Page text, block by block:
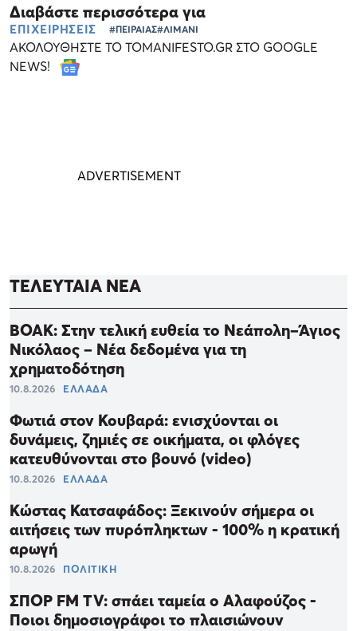
Διαβάστε περισσότερα για
ΕΠΙΧΕΙΡΗΣΕΙΣ #ΠΕΙΡΑΙΑΣ#ΛΙΜΑΝΙ
ΑΚΟΛΟΥΘΗΣΤΕ ΤΟ TOMANIFESTO.GR ΣΤΟ GOOGLE
NEWS!
ΤΕΛΕΥΤΑΙΑ ΝΕΑ
ΒΟΑΚ: Στην τελική ευθεία το Νεάπολη–Άγιος
Νικόλαος – Νέα δεδομένα για τη
χρηματοδότηση
10.8.2026 ΕΛΛΑΔΑ
Φωτιά στον Κουβαρά: ενισχύονται οι
δυνάμεις, ζημιές σε οικήματα, οι φλόγες
κατευθύνονται στο βουνό (video)
10.8.2026 ΕΛΛΑΔΑ
Κώστας Κατσαφάδος: Ξεκινούν σήμερα οι
αιτήσεις των πυρόπληκτων - 100% η κρατική
αρωγή
10.8.2026 ΠΟΛΙΤΙΚΗ
ΣΠΟΡ FM TV: σπάει ταμεία ο Αλαφούζος -
Ποιοι δημοσιογράφοι το πλαισιώνουν